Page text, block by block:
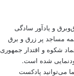
و یادآور سادگی
مساجد پر زرق و برق
شکوه و اقتدار جمهوری
شده است.
می‌توانید پادکست